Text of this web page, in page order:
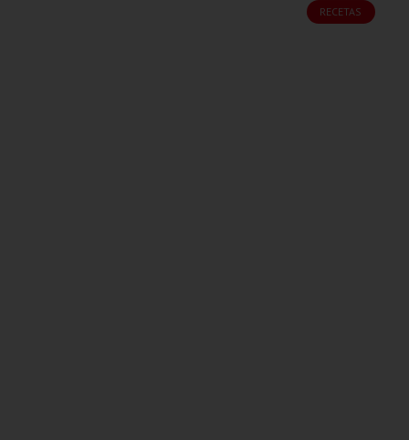
RECETAS